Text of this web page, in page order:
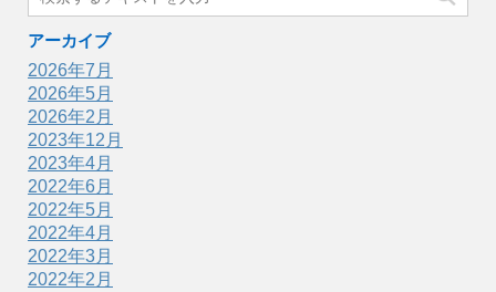
アーカイブ
2026年7月
2026年5月
2026年2月
2023年12月
2023年4月
2022年6月
2022年5月
2022年4月
2022年3月
2022年2月